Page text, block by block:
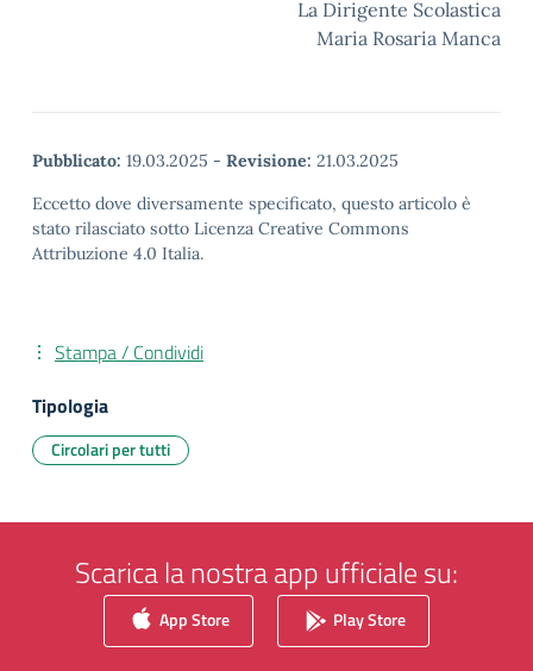
La Dirigente Scolastica
Maria Rosaria Manca
Pubblicato: 19.03.2025 - Revisione: 21.03.2025
Eccetto dove diversamente specificato, questo articolo è
stato rilasciato sotto Licenza Creative Commons
Attribuzione 4.0 Italia.
Stampa / Condividi
Tipologia
Circolari per tutti
Scarica la nostra app ufficiale su:
App Store Play Store